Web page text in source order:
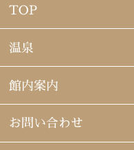
TOP
温泉
館内案内
お問い合わせ